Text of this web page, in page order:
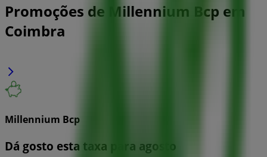
Promoções de Millennium Bcp em
Coimbra
Millennium Bcp
Dá gosto esta taxa para agosto